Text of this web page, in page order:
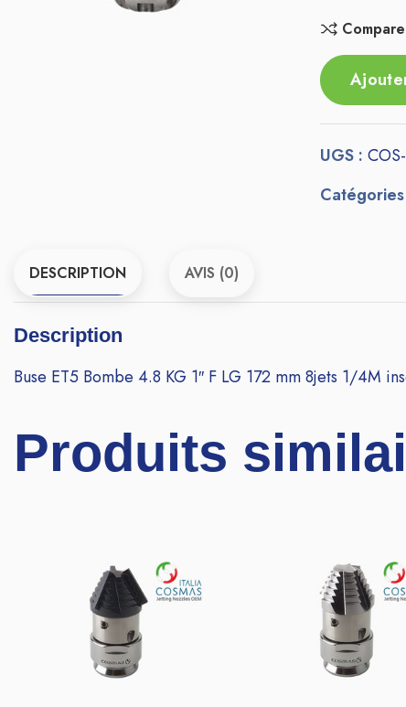
UGS :
DESCRIPTION AVIS (0)
Description
Buse ET5 Bombe 4.8 KG 1″ F LG 172 mm 8jets 1/4M
Produits